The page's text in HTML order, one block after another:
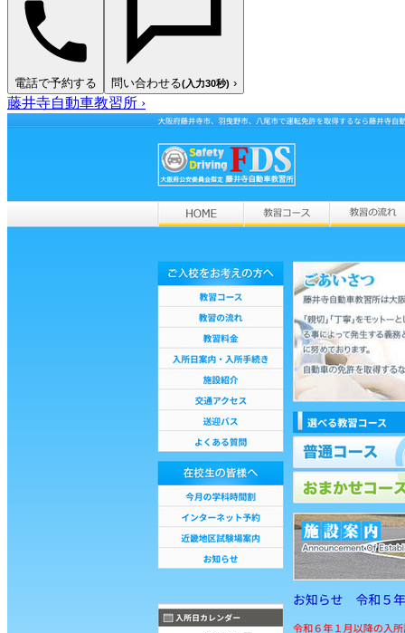
電話で予約する 問い合わせる(入力30秒) ›
藤井寺自動車教習所 ›